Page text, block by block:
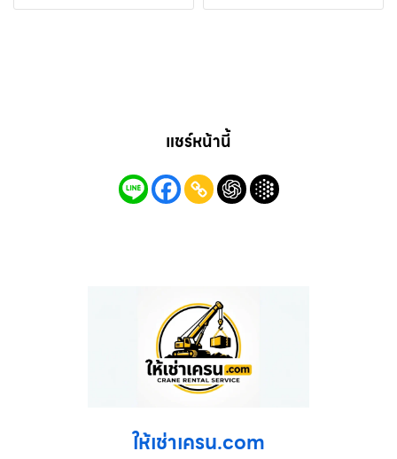
แชร์หน้านี้
ให้เช่าเครน.com